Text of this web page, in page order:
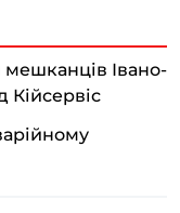
мешканців Івано-